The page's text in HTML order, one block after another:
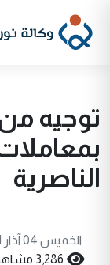
توجيه
الناصرية
الخميس 04 آذار 2021
3,286 مشاهدة